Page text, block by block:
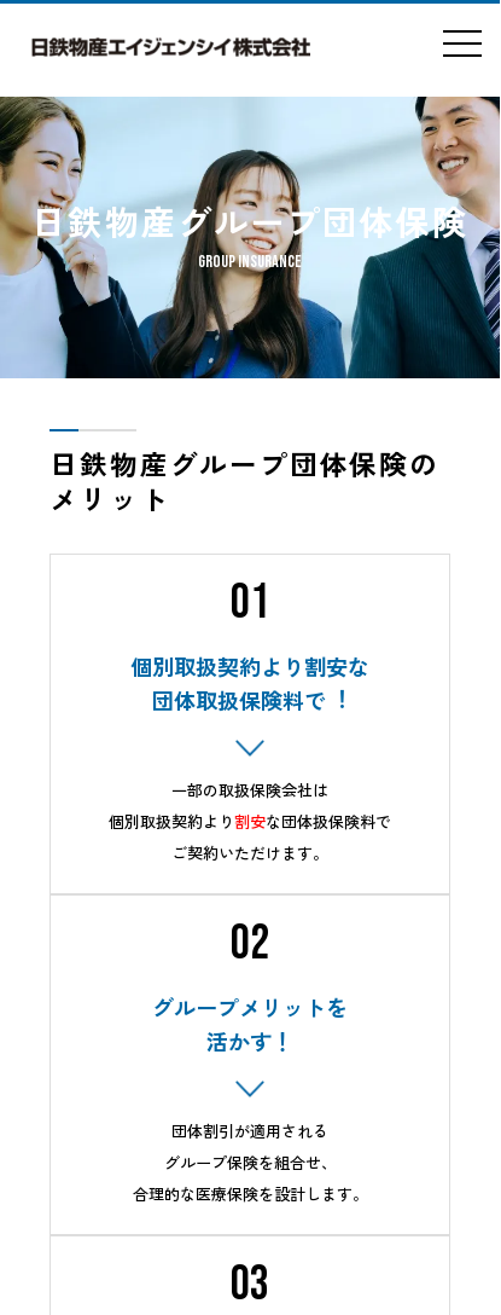
toggle
日鉄物産グループ団体保険
GROUP INSURANCE
日鉄物産グループ団体保険の
メリット
01
個別取扱契約より割安な
団体取扱保険料で︕
一部の取扱保険会社は
個別取扱契約より割安な団体扱保険料で
ご契約いただけます。
02
グループメリットを
活かす！
団体割引が適用される
グループ保険を組合せ、
合理的な医療保険を設計します。
03